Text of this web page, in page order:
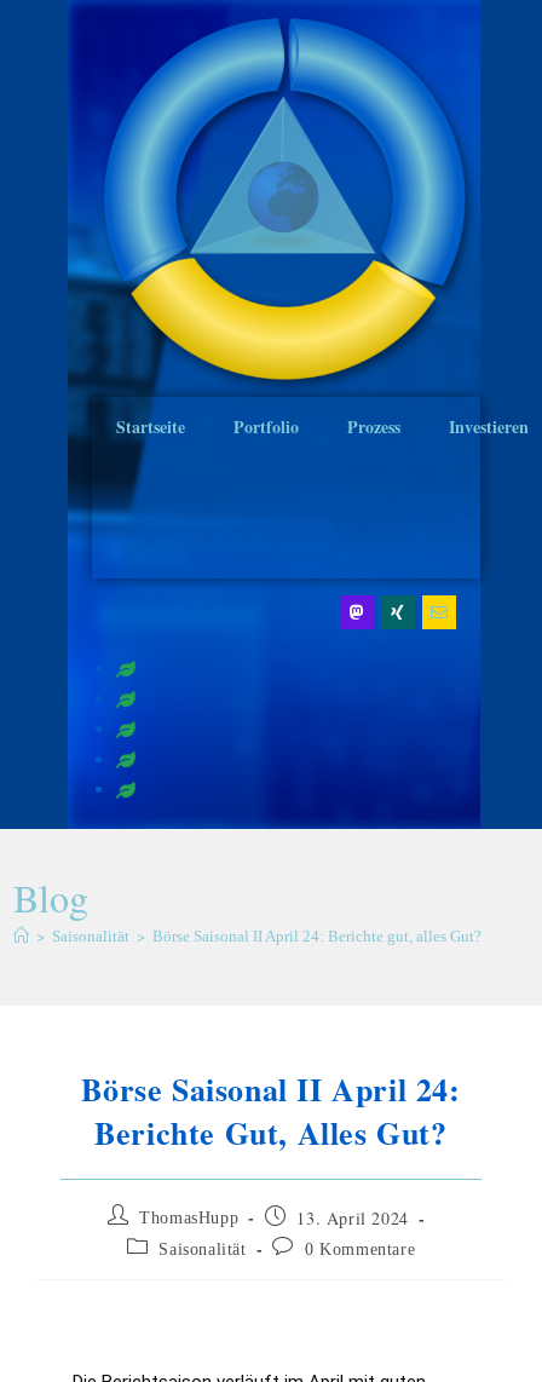
Startseite Portfolio Prozess Investieren
Blog
> Saisonalität > Börse Saisonal II April 24: Berichte gut, alles Gut?
Börse Saisonal II April 24:
Berichte Gut, Alles Gut?
ThomasHupp 13. April 2024
Saisonalität 0 Kommentare